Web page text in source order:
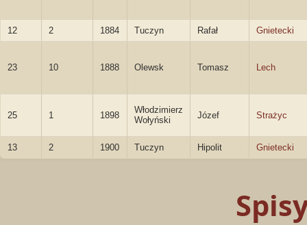
12 2 1884 Tuczyn Rafał Gnietecki
23 10 1888 Olewsk Tomasz Lech
25 1 1898
Włodzimierz
Wołyński
Józef Strażyc
13 2 1900 Tuczyn Hipolit Gnietecki